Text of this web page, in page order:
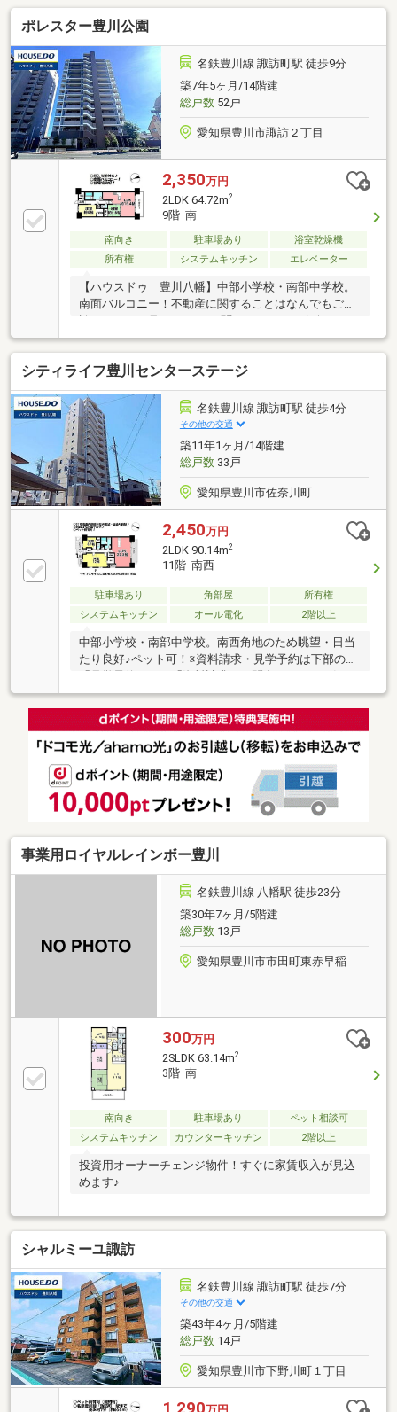
非その目でお確かめください。
ポレスター豊川公園
名鉄豊川線 諏訪町駅 徒歩9分
築7年5ヶ月/14階建
総戸数52戸
愛知県豊川市諏訪２丁目
2,350万円
2LDK 64.72m2
9階 南
南向き 駐車場あり
浴室乾燥機
所有権
システムキッチン エレベーター
【ハウスドゥ 豊川八幡】中部小学校・南部中学校。
南面バルコニー！不動産に関することはなんでもご相
相談ください♪
シティライフ豊川センターステージ
名鉄豊川線 諏訪町駅 徒歩4分
その他の交通
築11年1ヶ月/14階建
総戸数33戸
愛知県豊川市佐奈川町
2,450万円
2LDK 90.14m2
11階 南西
駐車場あり 角部屋
所有権
システムキッチン
オール電化 2階以上
中部小学校・南部中学校。南西角地のため眺望・日当
たり良好♪ペット可！※資料請求・見学予約は下部の
にお問い合わせください!
事業用ロイヤルレインボー豊川
名鉄豊川線 八幡駅 徒歩23分
築30年7ヶ月/5階建
総戸数13戸
愛知県豊川市市田町東赤早稲
300万円
2SLDK 63.14m2
3階 南
南向き 駐車場あり
ペット相談可
システムキッチン
カウンターキッチン 2階以上
投資用オーナーチェンジ物件！すぐに家賃収入が見込
めます♪
シャルミーユ諏訪
名鉄豊川線 諏訪町駅 徒歩7分
その他の交通
築43年4ヶ月/5階建
総戸数14戸
愛知県豊川市下野川町１丁目